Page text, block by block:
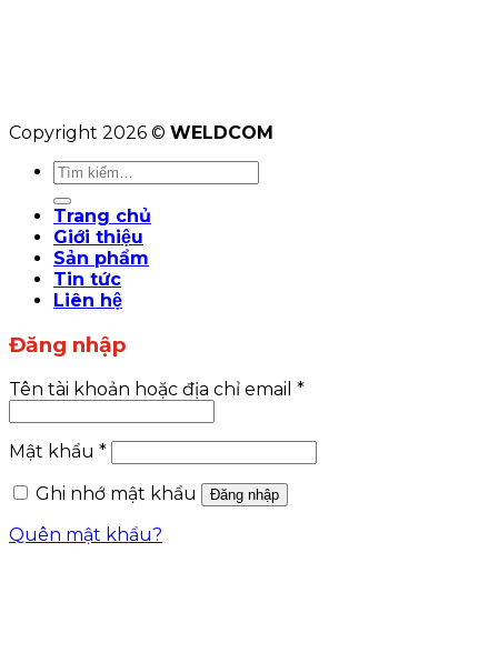
Copyright 2026 © WELDCOM
Tìm
Trang chủ
Giới thiệu
Sản phẩm
Tin tức
Liên hệ
Đăng nhập
Tên tài khoản hoặc địa chỉ email *
Mật khẩu *
Ghi nhớ mật khẩu
Đăng nhập
Quên mật khẩu?